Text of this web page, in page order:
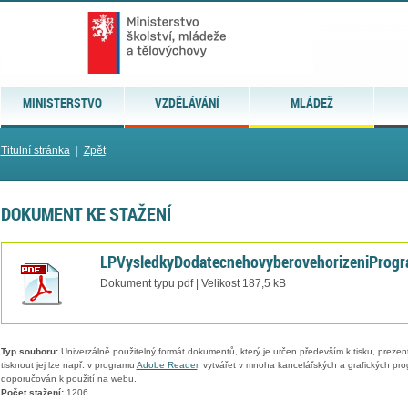
MINISTERSTVO VZDĚLÁVÁNÍ MLÁDEŽ
Titulní stránka| Zpět
DOKUMENT KE STAŽENÍ
Dokument typu pdf | Velikost 187,5 kB
Typ souboru:Univerzálně použitelný formát dokumentů, který je určen především k tisku,
tisknout jej lze např. v programu Adobe Reader, vytvářet v mnoha kancelářských a grafických
doporučován k použití na webu.
Počet stažení:1206